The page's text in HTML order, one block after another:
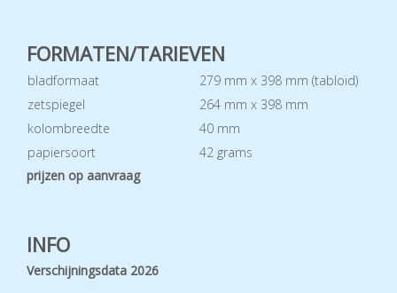
FORMATEN/TARIEVEN
bladformaat
279 mm x 398 mm (tabloid)
zetspiegel
264 mm x 398 mm
kolombreedte
40 mm
papiersoort
42 grams
prijzen op aanvraag
INFO
Verschijningsdata 2026